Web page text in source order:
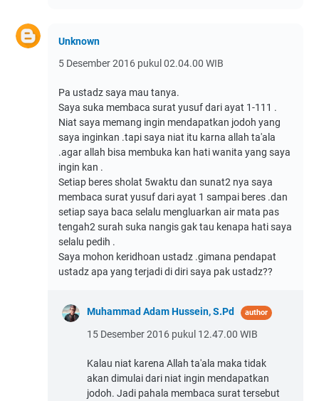
Unknown
5 Desember 2016 pukul 02.04.00 WIB
Pa ustadz saya mau tanya.
Saya suka membaca surat yusuf dari ayat 1-111 .
Niat saya memang ingin mendapatkan jodoh yang
saya inginkan .tapi saya niat itu karna allah ta'ala
.agar allah bisa membuka kan hati wanita yang saya
ingin kan .
Setiap beres sholat 5waktu dan sunat2 nya saya
membaca surat yusuf dari ayat 1 sampai beres .dan
setiap saya baca selalu mengluarkan air mata pas
tengah2 surah suka nangis gak tau kenapa hati saya
selalu pedih .
Saya mohon keridhoan ustadz .gimana pendapat
ustadz apa yang terjadi di diri saya pak ustadz??
Muhammad Adam Hussein, S.Pd
15 Desember 2016 pukul 12.47.00 WIB
Kalau niat karena Allah ta'ala maka tidak
akan dimulai dari niat ingin mendapatkan
jodoh. Jadi pahala membaca surat tersebut